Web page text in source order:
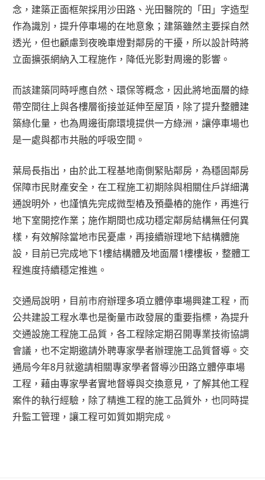
念，建築正面框架採用沙田路、光田醫院的「田」字造型
作為識別，提升停車場的在地意象；建築雖然主要採自然
透光，但也顧慮到夜晚車燈對鄰房的干擾，所以設計時將
立面擴張網納入工程施作，降低光影對周邊的影響。
而該建築同時呼應自然、環保等概念，因此將地面層的綠
帶空間往上與各樓層銜接並延伸至屋頂，除了提升整體建
築綠化量，也為周邊街廓環境提供一方綠洲，讓停車場也
是一處與都市共融的呼吸空間。
葉局長指出，由於此工程基地南側緊貼鄰房，為穩固鄰房
保障市民財產安全，在工程施工初期除與相關住戶詳細溝
通說明外，也謹慎先完成微型樁及預壘樁的施作，再進行
地下室開挖作業；施作期間也成功穩定鄰房結構無任何異
樣，有效解除當地市民憂慮，再接續辦理地下結構體施
設，目前已完成地下1樓結構體及地面層1樓樓板，整體工
程進度持續穩定推進。
交通局說明，目前市府辦理多項立體停車場興建工程，而
公共建設工程水準也是衡量市政發展的重要指標，為提升
交通設施工程施工品質，各工程除定期召開專業技術協調
會議，也不定期邀請外聘專家學者辦理施工品質督導。交
通局今年8月就邀請相關專家學者督導沙田路立體停車場
工程，藉由專家學者實地督導與交換意見，了解其他工程
案件的執行經驗，除了精進工程的施工品質外，也同時提
升監工管理，讓工程可如質如期完成。